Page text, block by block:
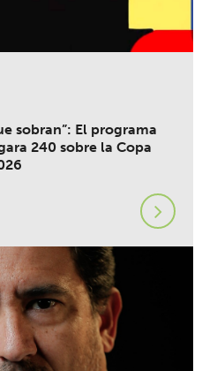
sobran”: El programa
240 sobre la Copa